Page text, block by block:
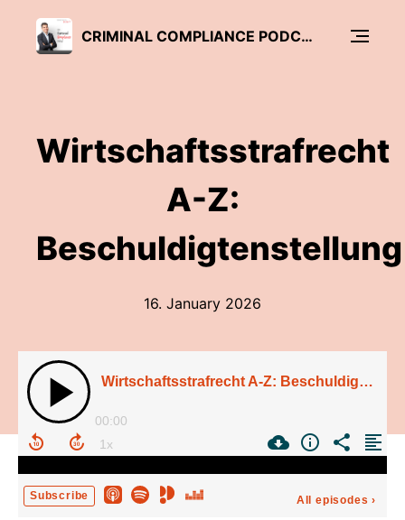
CRIMINAL COMPLIANCE PODCAST
Wirtschaftsstrafrecht
A-Z:
Beschuldigtenstellung
16. January 2026
Wirtschaftsstrafrecht A-Z: Beschuldigtenstellung
00:00
Subscribe All episodes ›